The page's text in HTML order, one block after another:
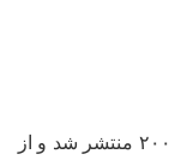
جوملا در ابتدا با نام Mambo شناخته می‌شد، اما در سال 2005 پس از جدایی تیم توسعه‌دهنده، به صورت رسمی با نام جوملا دوباره عرضه شد. اولین نسخه رسمی جوملا 1.0 در سپتامبر ۲۰۰۵ منتشر شد و از